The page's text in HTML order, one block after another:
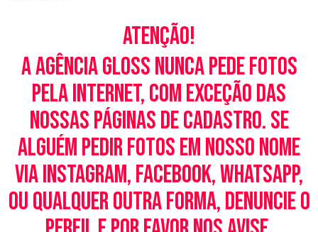
Atenção!
A Agência Gloss nunca pede fotos
pela Internet, com exceção das
nossas páginas de cadastro. Se
alguém pedir fotos em nosso nome
via Instagram, Facebook, WhatsApp,
ou qualquer outra forma, denuncie o